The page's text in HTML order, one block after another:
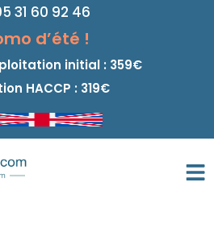
31 60 92 46
d’été !
initial : 359€
HACCP : 319€